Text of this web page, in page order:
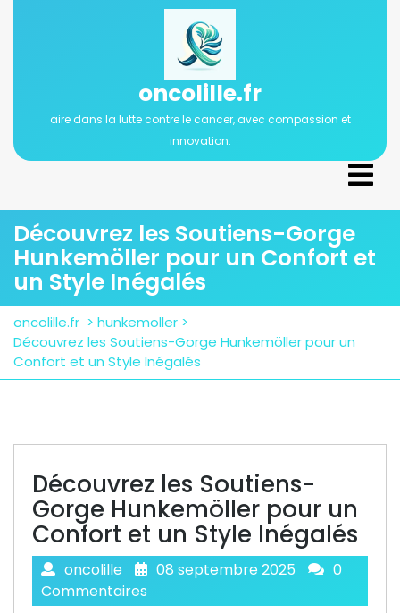
oncolille.fr
aire dans la lutte contre le cancer, avec compassion et
innovation.
Découvrez les Soutiens-Gorge
Hunkemöller pour un Confort et
un Style Inégalés
oncolille.fr > hunkemoller >
Découvrez les Soutiens-Gorge Hunkemöller pour un
Confort et un Style Inégalés
Découvrez les Soutiens-
Gorge Hunkemöller pour un
Confort et un Style Inégalés
oncolille 08 septembre 2025
0
Commentaires